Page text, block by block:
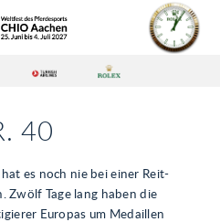
40
es noch nie bei einer Reit-
Zwölf Tage lang haben die
Europas um Medaillen